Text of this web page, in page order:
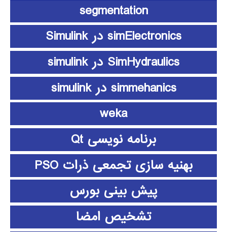
segmentation
simElectronics در Simulink
SimHydraulics در simulink
simmehanics در simulink
weka
برنامه نویسی Qt
بهنیه سازی تجمعی ذرات PSO
پیش بینی بورس
تشخیص امضا